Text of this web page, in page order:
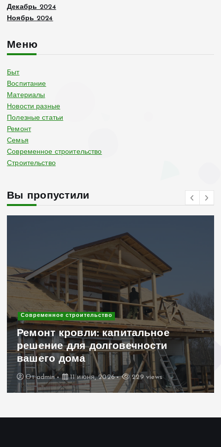
Декабрь 2024
Ноябрь 2024
Меню
Быт
Воспитание
Материалы
Новости разные
Полезные статьи
Ремонт
Семья
Современное строительство
Строительство
Вы пропустили
Современное строительство
Ремонт кровли: капитальное
решение для долговечности
вашего дома
Отadmin 11 июня, 2026 229 views